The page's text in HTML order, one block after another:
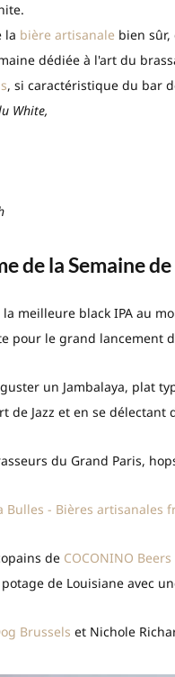
la bière artisanale bien sûr,
dédiée à l'art du
, si caractéristique du bar
White,
de la Semaine
la meilleure black IPA au
pour le grand lancement
un Jambalaya, plat
de Jazz et en se délectant
du Grand Paris,
Bulles - Bières artisanales
de COCONINO Beers
de Louisiane avec
Brussels et Nichole